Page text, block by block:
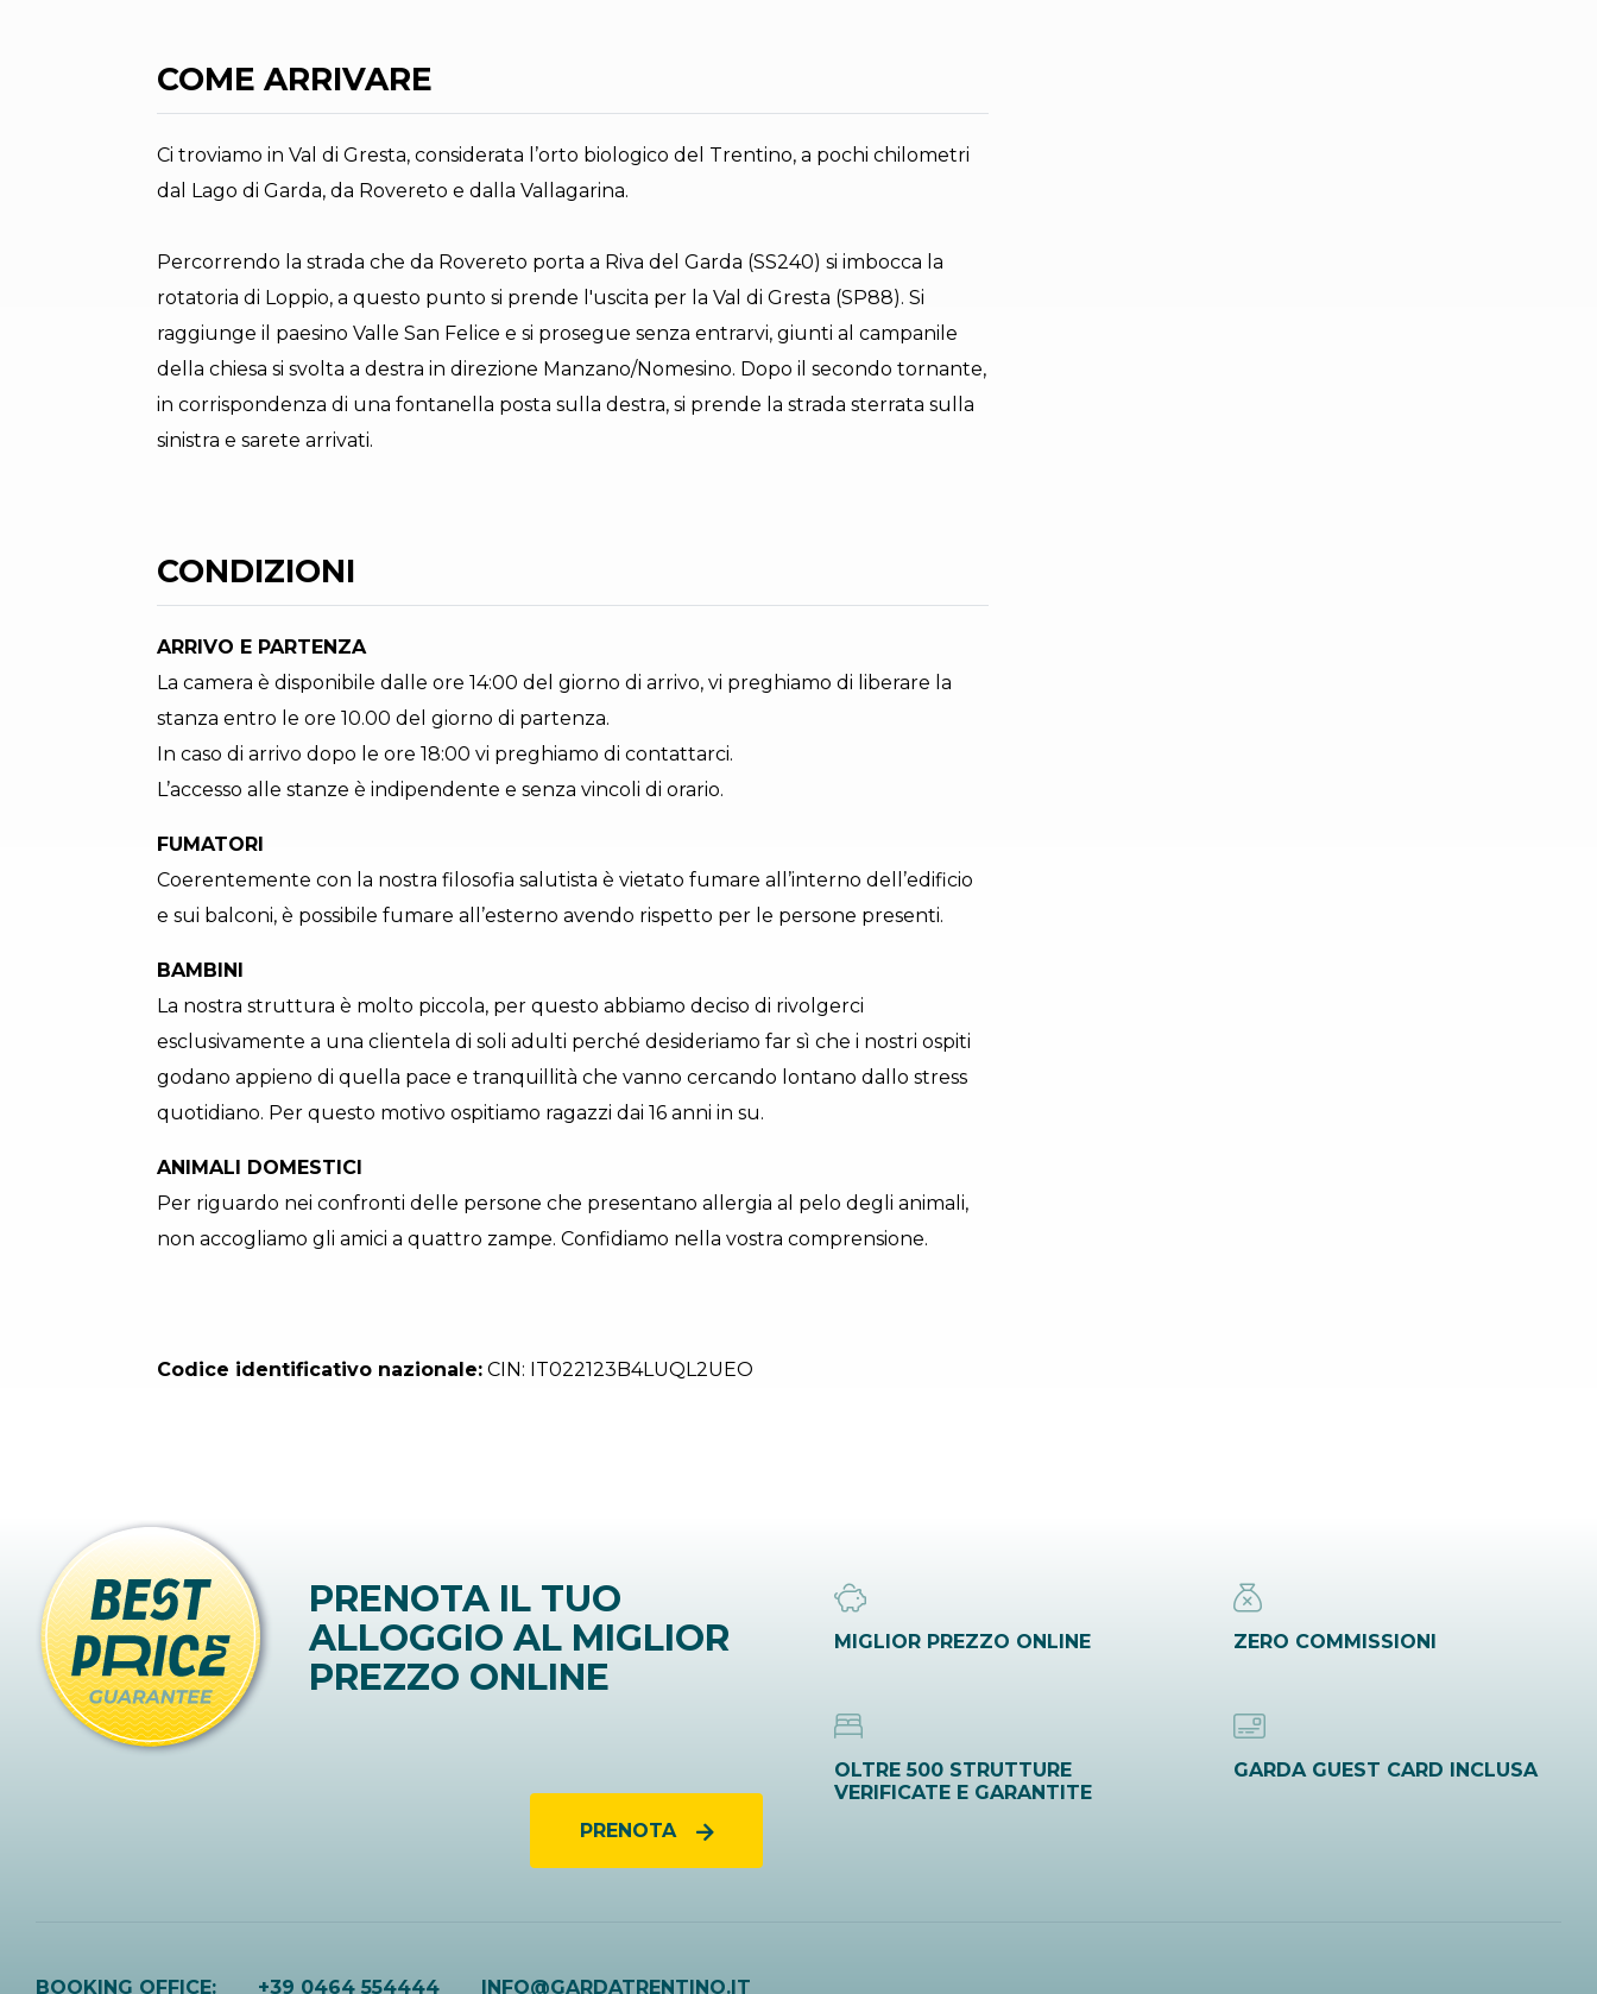
COME ARRIVARE
Ci troviamo in Val di Gresta, considerata l’orto biologico del Trentino, a pochi chilometri
dal Lago di Garda, da Rovereto e dalla Vallagarina.
Percorrendo la strada che da Rovereto porta a Riva del Garda (SS240) si imbocca la
rotatoria di Loppio, a questo punto si prende l'uscita per la Val di Gresta (SP88). Si
raggiunge il paesino Valle San Felice e si prosegue senza entrarvi, giunti al campanile
della chiesa si svolta a destra in direzione Manzano/Nomesino. Dopo il secondo tornante,
in corrispondenza di una fontanella posta sulla destra, si prende la strada sterrata sulla
sinistra e sarete arrivati.
CONDIZIONI
ARRIVO E PARTENZA
La camera è disponibile dalle ore 14:00 del giorno di arrivo, vi preghiamo di liberare la
stanza entro le ore 10.00 del giorno di partenza.
In caso di arrivo dopo le ore 18:00 vi preghiamo di contattarci.
L’accesso alle stanze è indipendente e senza vincoli di orario.
FUMATORI
Coerentemente con la nostra filosofia salutista è vietato fumare all’interno dell’edificio
e sui balconi, è possibile fumare all’esterno avendo rispetto per le persone presenti.
BAMBINI
La nostra struttura è molto piccola, per questo abbiamo deciso di rivolgerci
esclusivamente a una clientela di soli adulti perché desideriamo far sì che i nostri ospiti
godano appieno di quella pace e tranquillità che vanno cercando lontano dallo stress
quotidiano. Per questo motivo ospitiamo ragazzi dai 16 anni in su.
ANIMALI DOMESTICI
Per riguardo nei confronti delle persone che presentano allergia al pelo degli animali,
non accogliamo gli amici a quattro zampe. Confidiamo nella vostra comprensione.
Codice identificativo nazionale: CIN: IT022123B4LUQL2UEO
PRENOTA IL TUO
ALLOGGIO AL MIGLIOR
PREZZO ONLINE
PRENOTA
MIGLIOR PREZZO ONLINE ZERO COMMISSIONI
OLTRE 500 STRUTTURE
VERIFICATE E GARANTITE
GARDA GUEST CARD INCLUSA
BOOKING OFFICE: +39 0464 554444 INFO@GARDATRENTINO.IT